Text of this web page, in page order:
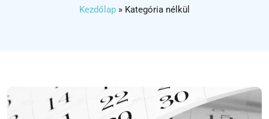
Kezdőlap » Kategória nélkül